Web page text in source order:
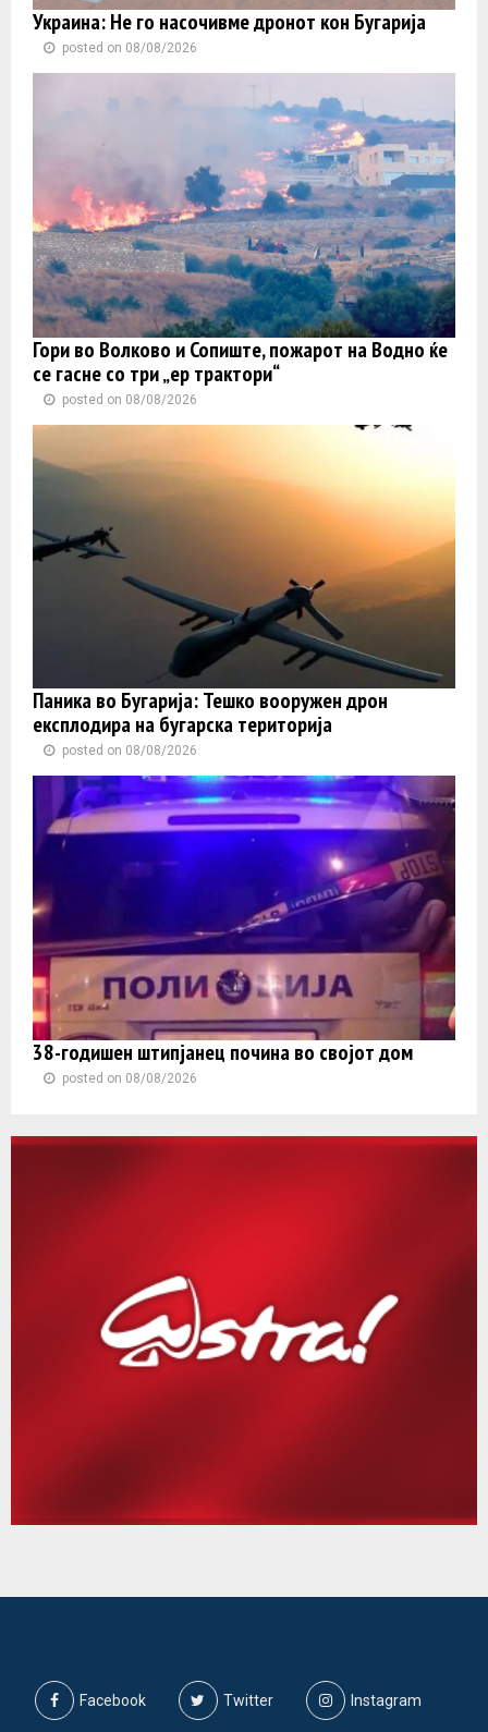
Украина: Не го насочивме дронот кон Бугарија
posted on 08/08/2026
Гори во Волково и Сопиште, пожарот на Водно ќе
се гасне со три „ер трактори“
posted on 08/08/2026
Паника во Бугарија: Тешко вооружен дрон
експлодира на бугарска територија
posted on 08/08/2026
38-годишен штипјанец почина во својот дом
posted on 08/08/2026
Facebook Twitter Instagram